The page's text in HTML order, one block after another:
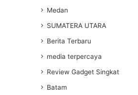
Medan
SUMATERA UTARA
Berita Terbaru
media terpercaya
Review Gadget Singkat
Batam